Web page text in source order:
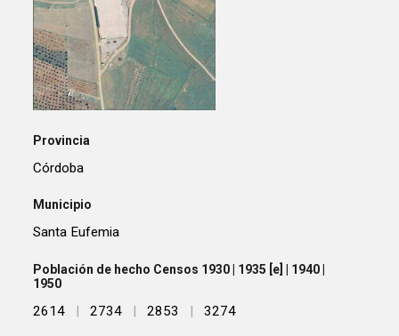
Provincia
Córdoba
Municipio
Santa Eufemia
Población de hecho Censos 1930 | 1935 [e] | 1940 |
1950
2614 | 2734 | 2853 | 3274